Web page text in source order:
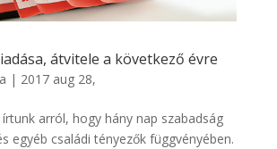
átvitele a következő évre
| 2017 aug 28,
arról, hogy hány nap szabadság
egyéb családi tényezők függvényében.